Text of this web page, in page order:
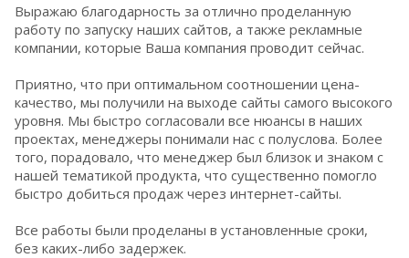
Выражаю благодарность за отлично проделанную
работу по запуску наших сайтов, а также рекламные
компании, которые Ваша компания проводит сейчас.
Приятно, что при оптимальном соотношении цена-
качество, мы получили на выходе сайты самого высокого
уровня. Мы быстро согласовали все нюансы в наших
проектах, менеджеры понимали нас с полуслова. Более
того, порадовало, что менеджер был близок и знаком с
нашей тематикой продукта, что существенно помогло
быстро добиться продаж через интернет-сайты.
Все работы были проделаны в установленные сроки,
без каких-либо задержек.